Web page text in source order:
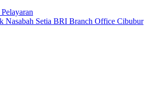
Nasabah Setia BRI Branch Office Cibubur